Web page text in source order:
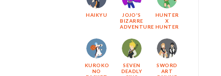
HAIKYU
JOJO'S
BIZARRE
ADVENTURE
HUNTER
X
HUNTER
KUROKO
NO
SEVEN
DEADLY
SWORD
ART